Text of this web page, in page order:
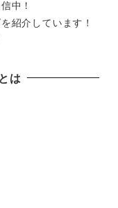
中！
紹介しています！
は